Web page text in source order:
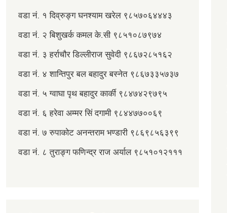
वडा नं. १ दिव्रुङ्ग घनश्याम खरेल ९८५७०६४४४३
वडा नं. २ ‌‍बिशुखर्क कमल के.सी ९८५१०८७९७४
वडा नं. ३ हर्राचौर डिल्लीराज सुवेदी ९८६७२८५१६२
वडा नं. ४ शान्तिपुर बल बहादुर बस्नेत​ ९८६७३३५७३७
वडा नं. ५ ग्वाघा पृथ बहादुर कार्की ९८४७४२९७९५
वडा नं. ६ हरेवा अम्मर सिं दगामी​ ९८४४७७००६९
वडा नं. ७ ‌‍रुपाकोट अनन्तराम भण्डारी ९८६९८५६३९९
वडा नं. ८ तुराङ्ग फणिन्द्र राज अर्याल ९८५१०१२१११